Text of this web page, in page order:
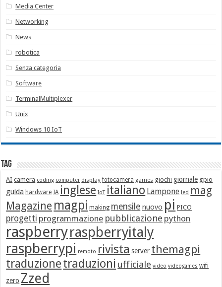
Media Center
Networking
News
robotica
Senza categoria
Software
TerminalMultiplexer
Unix
Windows 10 IoT
Tag
AI camera coding computer display fotocamera games giochi giornale gpio
guida hardware IA inglese IoT italiano Lampone led mag
Magazine magpi making mensile nuovo pi PICO
progetti programmazione pubblicazione python
raspberryraspberryitaly
raspberrypi remoto rivista server themagpi
traduzionetraduzioni ufficiale video videogames wifi
zero Zzed